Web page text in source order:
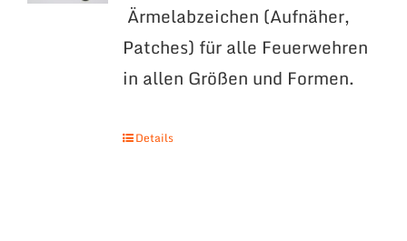
Ärmelabzeichen (Aufnäher,
Patches) für alle Feuerwehren
in allen Größen und Formen.
Details